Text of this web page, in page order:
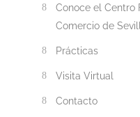
Conoce el Centro
Comercio de
Prácticas
Visita Virtual
Contacto